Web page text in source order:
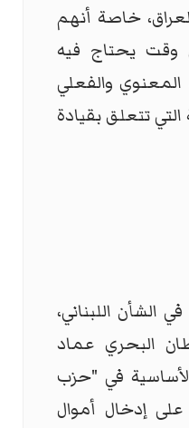
خاصة أنهم
يحتاج فيه
المعنوي والفعلي
تتعلق بقيادة
الشأن اللبناني،
البحري عماد
في "حزب
على إدخال أموال